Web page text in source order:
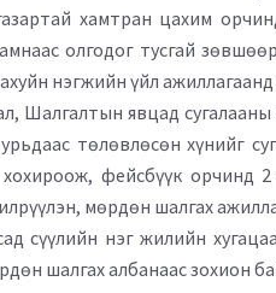
хамтран цахим
олгодог тусгай
нэгжийн үйл
Шалгалтын явцад
урьдаас төлөвлөсөн хүнийг
фейсбүүк орчинд
мөрдөн шалгах
сүүлийн нэг жилийн
шалгах албанаас зохион